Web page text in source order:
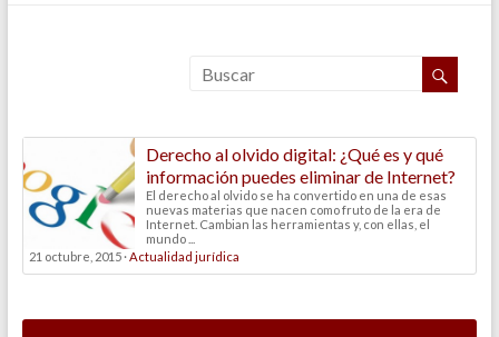
Derecho al olvido digital: ¿Qué es y qué
información puedes eliminar de Internet?
El derecho al olvido se ha convertido en una de esas
nuevas materias que nacen como fruto de la era de
Internet. Cambian las herramientas y, con ellas, el
mundo ...
21 octubre, 2015 ·Actualidad jurídica